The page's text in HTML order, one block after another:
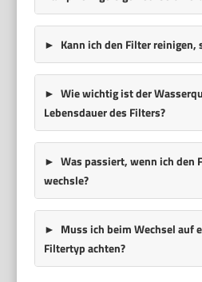
Kann ich den Filter
Wie wichtig ist der
Lebensdauer des Filters?
Was passiert, wenn ich den
wechsle?
Muss ich beim Wechsel auf
Filtertyp achten?